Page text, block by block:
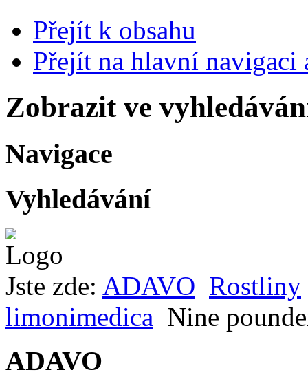
Přejít k obsahu
Přejít na hlavní navigaci
Zobrazit ve
Navigace
Vyhledávání
Jste zde: ADAVO Rostliny
limonimedica Nine
ADAVO